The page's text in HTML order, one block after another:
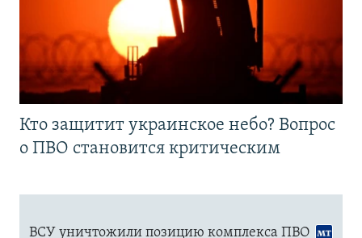
Кто защитит украинское небо? Вопрос
о ПВО становится критическим